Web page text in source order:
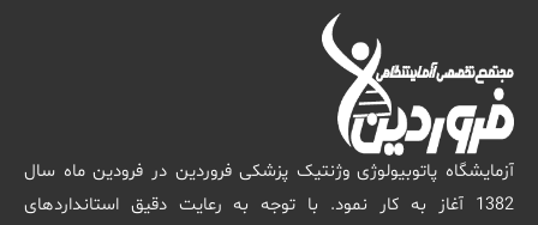
آزمایشگاه پاتوبیولوژی وژنتیک پزشکی فروردین در فرودین ماه سال
1382 آغاز به کار نمود. با توجه به رعایت دقیق استانداردهای